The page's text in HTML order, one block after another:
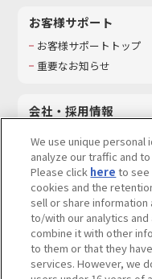
お客様サポート
お客様サポートトップ
重要なお知らせ
会社・採用情報
採用情報
サステナビリティ
お問い合わせ
ウェブサイトご利用条件 ソー
We use unique
analyze our traffic and
Please click here to see
cookies and the
sell or share
to/with our analytics
combine it with other
to them or that they
services. However, we